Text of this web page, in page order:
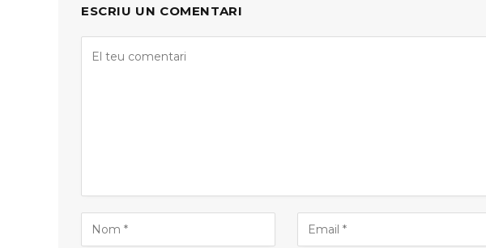
ESCRIU UN COMENTARI